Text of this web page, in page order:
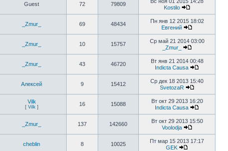
Guest 72 79809
Kostilo
_Zmur_ 69 48434
Пн янв 12 2015 18:02
Евгений
_Zmur_ 10 15757
Ср май 21 2014 03:00
_Zmur_
_Zmur_ 43 46720
Вт янв 21 2014 00:48
Indiсtа Саusа
Алексей 9 15412
Ср дек 18 2013 15:40
SvetozaR
Vilk
[ Vilk] 16 15088
Вт окт 29 2013 16:20
Indiсtа Саusа
_Zmur_ 137 142660
Вт окт 29 2013 15:50
Voolodja
cheblin 8 10025
Пт мар 15 2013 17:17
GEK